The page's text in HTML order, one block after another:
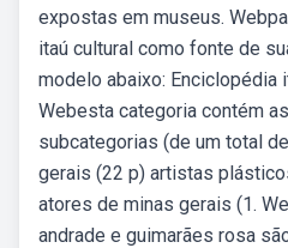
expostas em museus.
itaú cultural como fonte de
modelo abaixo: Enciclopédia
Webesta categoria contém
subcategorias (de um total
gerais‎ (22 p) artistas
atores de minas gerais‎ (1.
andrade e guimarães rosa